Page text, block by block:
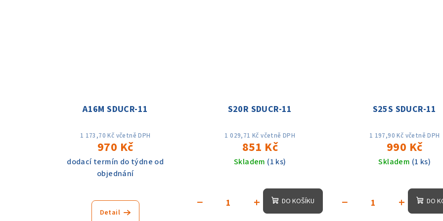
A16M SDUCR-11
1 173,70 Kč včetně DPH
970 Kč
dodací termín do týdne od
objednání
Detail
S20R SDUCR-11
1 029,71 Kč včetně DPH
851 Kč
Skladem (1 ks)
+
− DO KOŠÍKU
S25S SDUCR-11
1 197,90 Kč včetně DPH
990 Kč
Skladem (1 ks)
+
− DO